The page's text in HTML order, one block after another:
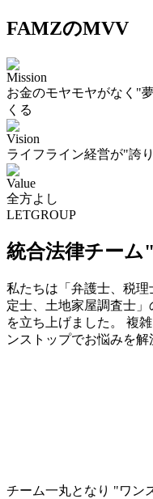
FAMZのMVV
Mission
お金のモヤモヤがなく"
くる
Vision
ライフライン経営が"誇
Value
全方よし
LETGROUP
統合法律チー
私たちは「弁護士、税
定士、土地家屋調査士
を立ち上げました。 複
ンストップでお悩みを解
チーム一丸となり "ワン